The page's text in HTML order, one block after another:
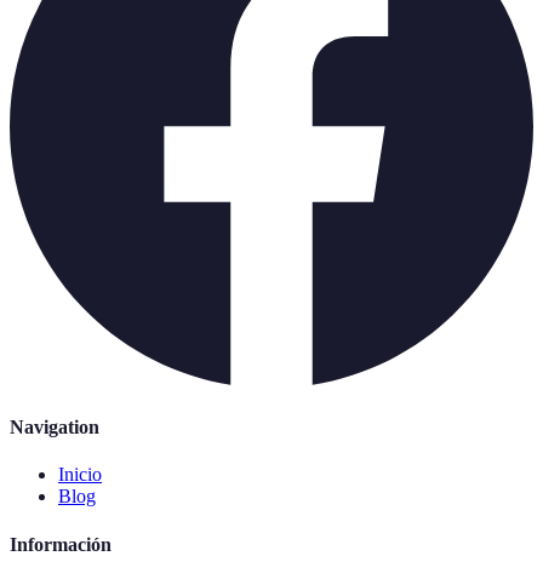
Navigation
Inicio
Blog
Información